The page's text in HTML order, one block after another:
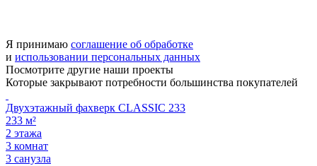
Я принимаю соглашение об обработке
и использовании персональных данных
Посмотрите другие наши проекты
Которые закрывают потребности большинства покупателей
Двухэтажный фахверк CLASSIC 233
233 м²
2 этажа
3 комнат
3 санузла